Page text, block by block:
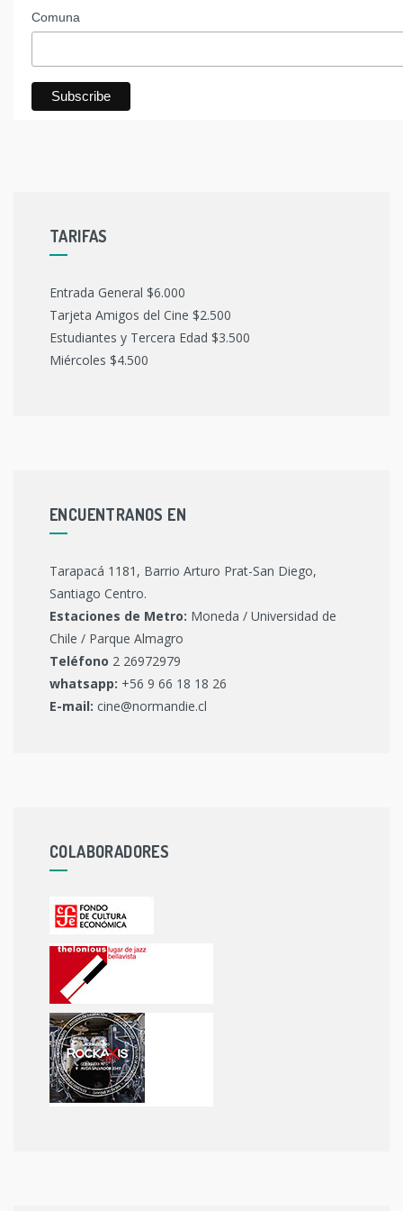
Comuna
TARIFAS
Entrada General $6.000
Tarjeta Amigos del Cine $2.500
Estudiantes y Tercera Edad $3.500
Miércoles $4.500
ENCUENTRANOS EN
Tarapacá 1181, Barrio Arturo Prat-San Diego,
Santiago Centro.
Estaciones de Metro: Moneda / Universidad de
Chile / Parque Almagro
Teléfono 2 26972979
whatsapp: +56 9 66 18 18 26
E-mail: cine@normandie.cl
COLABORADORES